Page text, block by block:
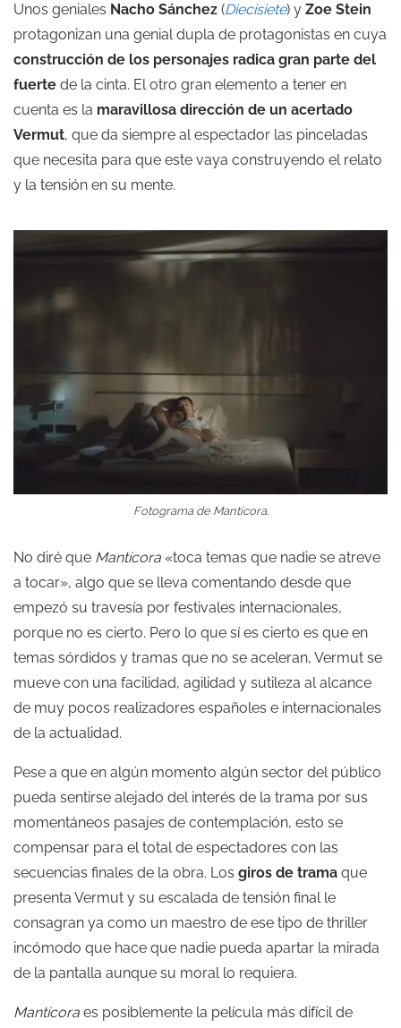
Unos geniales Nacho Sánchez (Diecisiete) y Zoe Stein
protagonizan una genial dupla de protagonistas en cuya
construcción de los personajes radica gran parte del
fuerte de la cinta. El otro gran elemento a tener en
cuenta es la maravillosa dirección de un acertado
Vermut, que da siempre al espectador las pinceladas
que necesita para que este vaya construyendo el relato
y la tensión en su mente.
Fotograma de Mantícora.
No diré que Mantícora «toca temas que nadie se atreve
a tocar», algo que se lleva comentando desde que
empezó su travesía por festivales internacionales,
porque no es cierto. Pero lo que sí es cierto es que en
temas sórdidos y tramas que no se aceleran, Vermut se
mueve con una facilidad, agilidad y sutileza al alcance
de muy pocos realizadores españoles e internacionales
de la actualidad.
Pese a que en algún momento algún sector del público
pueda sentirse alejado del interés de la trama por sus
momentáneos pasajes de contemplación, esto se
compensar para el total de espectadores con las
secuencias finales de la obra. Los giros de trama que
presenta Vermut y su escalada de tensión final le
consagran ya como un maestro de ese tipo de thriller
incómodo que hace que nadie pueda apartar la mirada
de la pantalla aunque su moral lo requiera.
Mantícora es posiblemente la película más difícil de